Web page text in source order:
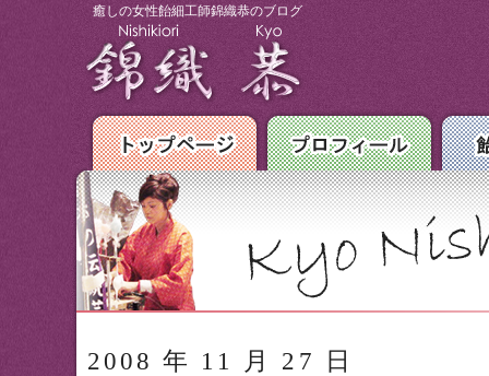
癒しの女性飴細工師錦織恭のブログ
2008 年 11 月 27 日